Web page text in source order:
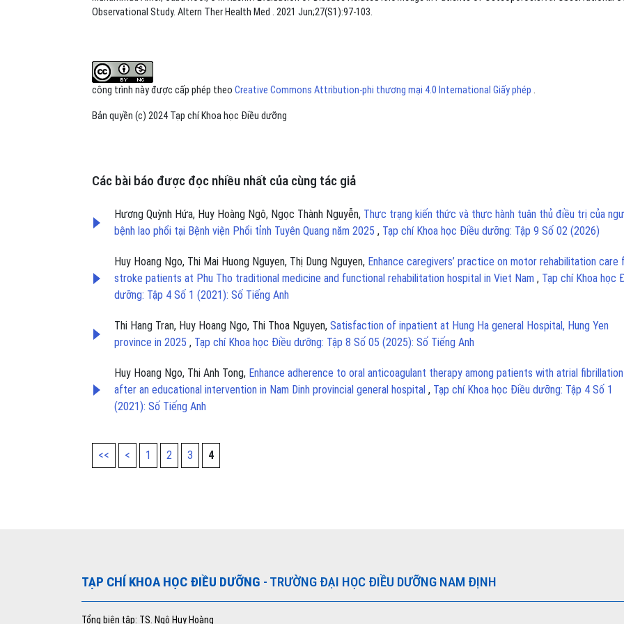
Observational Study. Altern Ther Health Med . 2021 Jun;27(S1):97-103.
công trình này được cấp phép theo Creative Commons Attribution-phi thương mại 4.0 International Giấy phép .
Bản quyền (c) 2024 Tạp chí Khoa học Điều dưỡng
Các bài báo được đọc nhiều nhất của cùng tác giả
Hương Quỳnh Hứa, Huy Hoàng Ngô, Ngọc Thành Nguyễn, Thực trạng kiến thức và thực hành tuân thủ điều trị của
bệnh lao phổi tại Bệnh viện Phổi tỉnh Tuyên Quang năm 2025 , Tạp chí Khoa học Điều dưỡng: Tập 9 Số 02 (2026)
Huy Hoang Ngo, Thi Mai Huong Nguyen, Thị Dung Nguyen, Enhance caregivers’ practice on motor rehabilitation care
stroke patients at Phu Tho traditional medicine and functional rehabilitation hospital in Viet Nam , Tạp chí Khoa học
dưỡng: Tập 4 Số 1 (2021): Số Tiếng Anh
Thi Hang Tran, Huy Hoang Ngo, Thi Thoa Nguyen, Satisfaction of inpatient at Hung Ha general Hospital, Hung Yen
province in 2025 , Tạp chí Khoa học Điều dưỡng: Tập 8 Số 05 (2025): Số Tiếng Anh
Huy Hoang Ngo, Thi Anh Tong, Enhance adherence to oral anticoagulant therapy among patients with atrial fibrillation
after an educational intervention in Nam Dinh provincial general hospital , Tạp chí Khoa học Điều dưỡng: Tập 4 Số 1
(2021): Số Tiếng Anh
<< < 1 2 3 4
TẠP CHÍ KHOA HỌC ĐIỀU DƯỠNG - TRƯỜNG ĐẠI HỌC ĐIỀU DƯỠNG NAM ĐỊNH
Tổng biên tập: TS. Ngô Huy Hoàng